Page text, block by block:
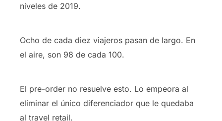
niveles de 2019.
Ocho de cada diez viajeros pasan de largo. En
el aire, son 98 de cada 100.
El pre-order no resuelve esto. Lo empeora al
eliminar el único diferenciador que le quedaba
al travel retail.